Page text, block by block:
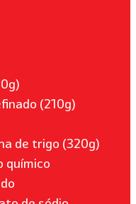
(210g)
de trigo (320g)
químico